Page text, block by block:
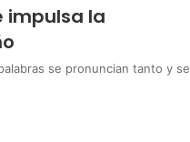
impulsa la
se pronuncian tanto y se